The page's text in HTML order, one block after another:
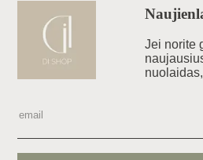
Jei norite